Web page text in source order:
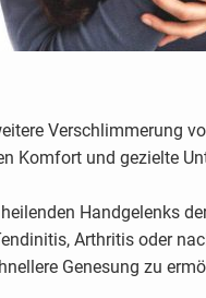
Verschlimmerung
Komfort und gezielte
Handgelenks
Arthritis oder
Genesung zu